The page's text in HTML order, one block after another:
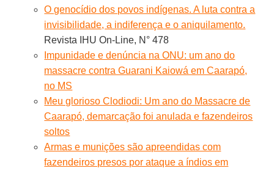
O genocídio dos povos indígenas. A luta contra a
invisibilidade, a indiferença e o aniquilamento.
Revista IHU On-Line, N° 478
Impunidade e denúncia na ONU: um ano do
massacre contra Guarani Kaiowá em Caarapó,
no MS
Meu glorioso Clodiodi: Um ano do Massacre de
Caarapó, demarcação foi anulada e fazendeiros
soltos
Armas e munições são apreendidas com
fazendeiros presos por ataque a índios em